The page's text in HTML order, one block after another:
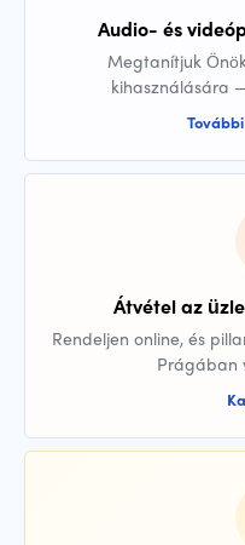
Audio- és
Megtanítjuk
kihasználására
Átvétel az
Rendeljen online, és
Prágában